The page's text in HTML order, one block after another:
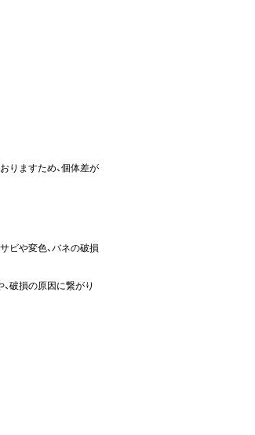
りますため、個体差が
ビや変色、バネの破損
破損の原因に繋がり